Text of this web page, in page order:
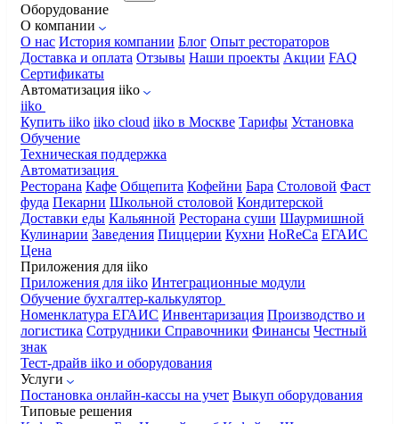
Оборудование
О компании
О нас История компании Блог Опыт рестораторов
Доставка и оплата Отзывы Наши проекты Акции FAQ
Сертификаты
Автоматизация iiko
iiko
Купить iiko iiko cloud iiko в Москве Тарифы Установка
Обучение
Техническая поддержка
Автоматизация
Ресторана Кафе Общепита Кофейни Бара Столовой Фаст
фуда Пекарни Школьной столовой Кондитерской
Доставки еды Кальянной Ресторана суши Шаурмишной
Кулинарии Заведения Пиццерии Кухни HoReCa ЕГАИС
Цена
Приложения для iiko
Приложения для iiko Интеграционные модули
Обучение бухгалтер-калькулятор
Номенклатура ЕГАИС Инвентаризация Производство и
логистика Сотрудники Справочники Финансы Честный
знак
Тест-драйв iiko и оборудования
Услуги
Постановка онлайн-кассы на учет Выкуп оборудования
Типовые решения